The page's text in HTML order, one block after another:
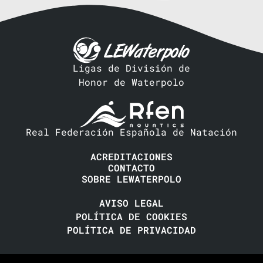
Ligas de División de
Honor de Waterpolo
Real Federación Española de Natación
ACREDITACIONES
CONTACTO
SOBRE LEWATERPOLO
AVISO LEGAL
POLÍTICA DE COOKIES
POLÍTICA DE PRIVACIDAD